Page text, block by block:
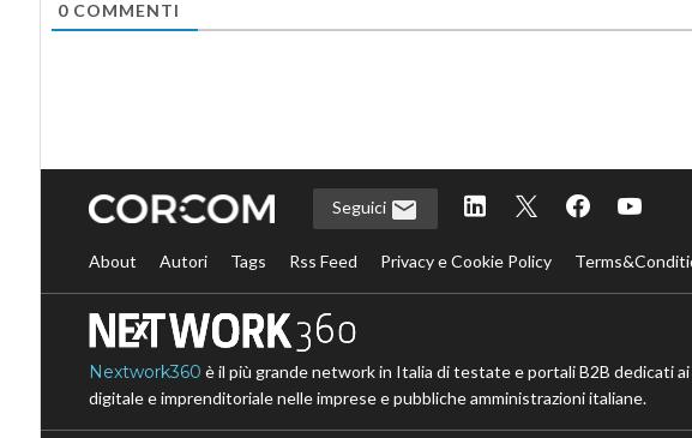
0COMMENTI
Seguici
About Autori Tags Rss Feed Privacy e Cookie Policy
Nextwork360 è il più grande network in Italia di testate e portali B2B dedicati
digitale e imprenditoriale nelle imprese e pubbliche amministrazioni italiane.